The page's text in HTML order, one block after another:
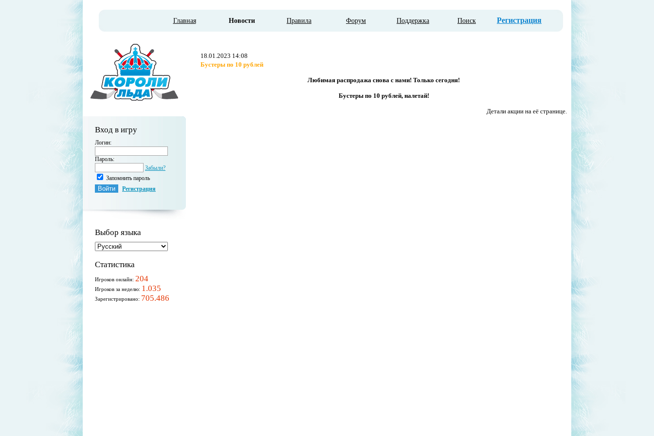
Главная Новости Правила Форум Поддержка Поиск Регистрация
Вход в игру
Логин:
Пароль:
Забыли?
Запомнить пароль
Регистрация
Выбор языка
Статистика
Игроков онлайн: 204
Игроков за неделю: 1.035
Зарегистрировано: 705.486
18.01.2023 14:08
Бустеры по 10 рублей
Любимая распродажа снова с нами! Только сегодня!
Бустеры по 10 рублей, налетай!
Детали акции на её странице.